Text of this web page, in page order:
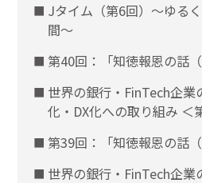
Jタイム（第6回）～ゆる
間～
第40回：「知徳報恩の話（
世界の銀行・FinTech企業
化・DX化への取り組み ＜
第39回：「知徳報恩の話（
世界の銀行・FinTech企業